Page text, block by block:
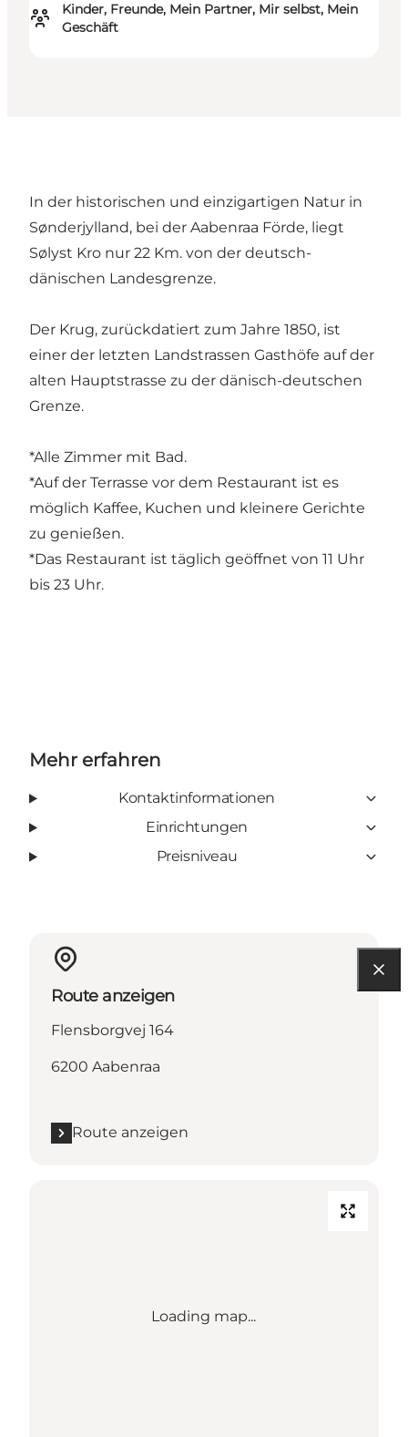
Kinder, Freunde, Mein Partner, Mir selbst, Mein
Geschäft
In der historischen und einzigartigen Natur in
Sønderjylland, bei der Aabenraa Förde, liegt
Sølyst Kro nur 22 Km. von der deutsch-
dänischen Landesgrenze.
Der Krug, zurückdatiert zum Jahre 1850, ist
einer der letzten Landstrassen Gasthöfe auf der
alten Hauptstrasse zu der dänisch-deutschen
Grenze.
*Alle Zimmer mit Bad.
*Auf der Terrasse vor dem Restaurant ist es
möglich Kaffee, Kuchen und kleinere Gerichte
zu genießen.
*Das Restaurant ist täglich geöffnet von 11 Uhr
bis 23 Uhr.
Mehr erfahren
Kontaktinformationen
Einrichtungen
Preisniveau
Route anzeigen
Flensborgvej 164
6200 Aabenraa
Route anzeigen
Loading map...